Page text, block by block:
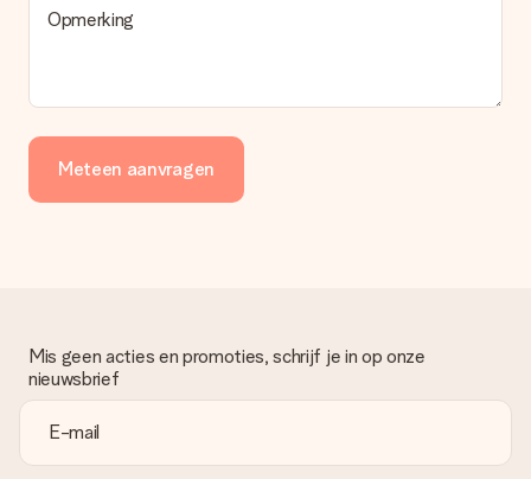
Opmerking
Meteen aanvragen
Mis geen acties en promoties, schrijf je in op onze
nieuwsbrief